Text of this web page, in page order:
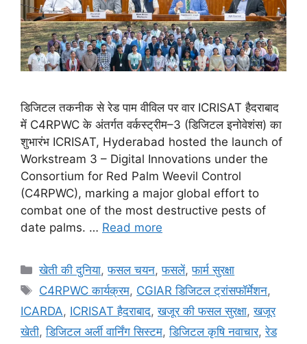
डिजिटल तकनीक से रेड पाम वीविल पर वार ICRISAT हैदराबाद
में C4RPWC के अंतर्गत वर्कस्ट्रीम–3 (डिजिटल इनोवेशंस) का
शुभारंभ ICRISAT, Hyderabad hosted the launch of
Workstream 3 – Digital Innovations under the
Consortium for Red Palm Weevil Control
(C4RPWC), marking a major global effort to
combat one of the most destructive pests of
date palms. … Read more
खेती की दुनिया,फसल चयन,फसलें,फार्म सुरक्षा
C4RPWC कार्यक्रम, CGIAR डिजिटल ट्रांसफॉर्मेशन,
ICARDA, ICRISAT हैदराबाद,खजूर की फसल सुरक्षा,खजूर
खेती,डिजिटल अर्ली वार्निंग सिस्टम,डिजिटल कृषि नवाचार,रेड